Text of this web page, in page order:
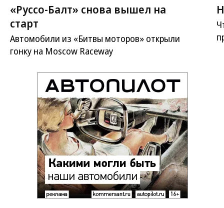
«Руссо-Балт» снова вышел на
старт
Автомобили из «Битвы моторов» открыли
гонку на Moscow Raceway